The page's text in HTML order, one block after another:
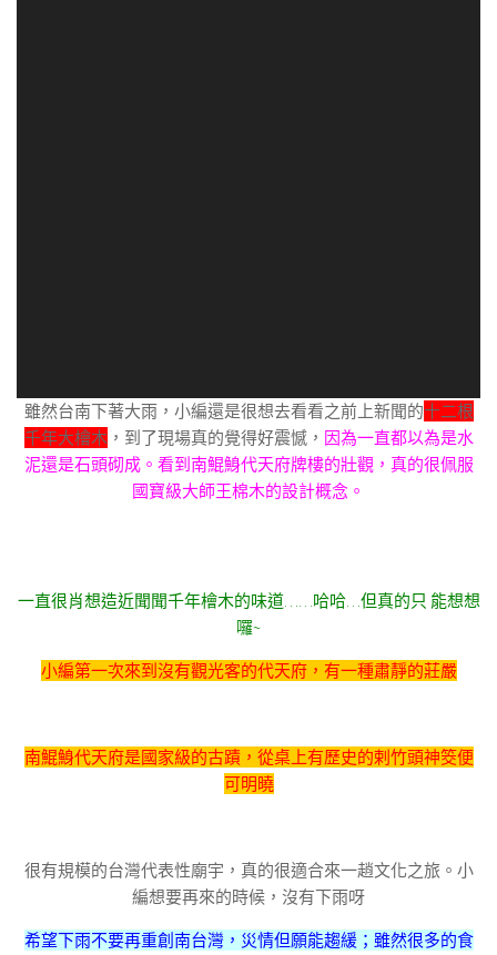
雖然台南下著大雨，小編還是很想去看看之前上新聞的十二根
千年大檜木，到了現場真的覺得好震憾， 因為一直都以為是水
泥還是石頭砌成。看到南鯤鯓代天府牌樓的壯觀，真的很佩服
國寶級大師王棉木的設計概念。
一直很肖想造近聞聞千年檜木的味道……哈哈…但真的只 能想想
囉~
小編第一次來到沒有觀光客的代天府，有一種肅靜的莊嚴
南鯤鯓代天府是國家級的古蹟，從桌上有歷史的剌竹頭神筊便
可明曉
很有規模的台灣代表性廟宇，真的很適合來一趙文化之旅。小
編想要再來的時候，沒有下雨呀
希望下雨不要再重創南台灣，災情但願能趨緩；雖然很多的食